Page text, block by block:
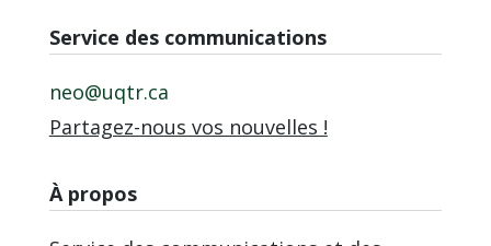
Service des communications
neo@uqtr.ca
Partagez-nous vos nouvelles !
À propos